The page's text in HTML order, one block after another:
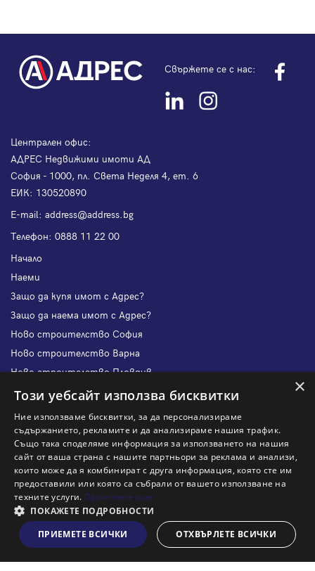
Виж на картата
Свържете се с нас:
Централен офис:
АДРЕС Недвижими имоти АД
София - 1000, пл. Света Неделя 4, ет. 6
ЕИК: 130520890
Е-mail: address@address.bg
Телефон: 0888 11 22 00
Начало
Наеми
Защо да купя имот с Адрес?
Защо да наема имот с Адрес?
Ново строителство София
Ново строителство Варна
Ново строителство Пловдив
Ново строителство Бургас
Защо да отдам имот с Адрес?
Наши офиси
Кариери
Кои сме ние?
Франчайз
Блог
Искаш ли да получаваш актуална информация за пазара
на недвижими имоти?
×
Този уебсайт използва бисквитки
Ние използваме бисквитки, за да персонализираме
съдържанието, рекламите и да анализираме нашия трафик.
Също така споделяме информация за използването на нашия
сайт от ваша страна с нашите партньори за реклама и анализи,
които може да я комбинират с друга информация, която сте им
предоставили или която са събрали от вашето използване на
техните услуги. Прочетете още
ПОКАЖЕТЕ ПОДРОБНОСТИ
ПРИЕМЕТЕ ВСИЧКИ
ОТХВЪРЛЕТЕ ВСИЧКИ